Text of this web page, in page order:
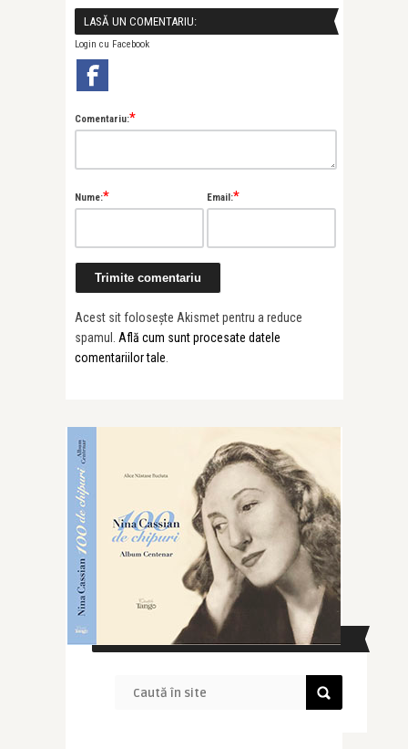
LASĂ UN COMENTARIU:
Login cu Facebook
Comentariu:*
Nume:* Email:*
Acest sit folosește Akismet pentru a reduce
spamul. Află cum sunt procesate datele
comentariilor tale
CAUTĂ ÎN SITE